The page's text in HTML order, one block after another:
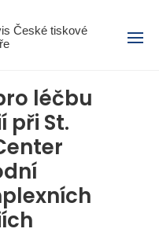
České tiskové
Menu
léčbu
při St.